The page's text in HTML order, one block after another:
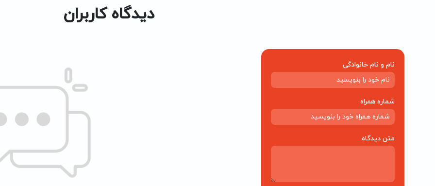
دیدگاه کاربران
نام و نام خانوادگی
شماره همراه
متن دیدگاه